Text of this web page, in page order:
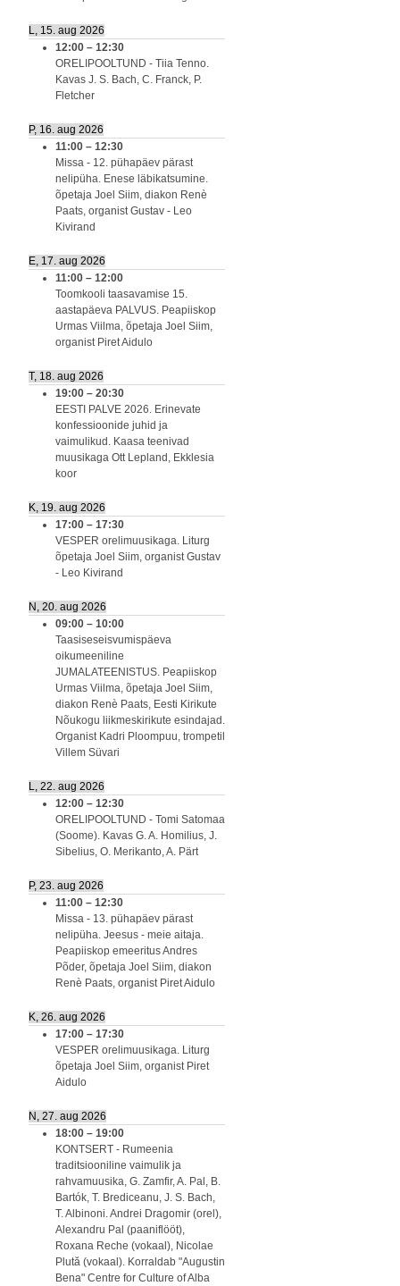
L, 15. aug 2026
12:00 – 12:30
ORELIPOOLTUND - Tiia Tenno.
Kavas J. S. Bach, C. Franck, P.
Fletcher
P, 16. aug 2026
11:00 – 12:30
Missa - 12. pühapäev pärast
nelipüha. Enese läbikatsumine.
õpetaja Joel Siim, diakon Renè
Paats, organist Gustav - Leo
Kivirand
E, 17. aug 2026
11:00 – 12:00
Toomkooli taasavamise 15.
aastapäeva PALVUS. Peapiiskop
Urmas Viilma, õpetaja Joel Siim,
organist Piret Aidulo
T, 18. aug 2026
19:00 – 20:30
EESTI PALVE 2026. Erinevate
konfessioonide juhid ja
vaimulikud. Kaasa teenivad
muusikaga Ott Lepland, Ekklesia
koor
K, 19. aug 2026
17:00 – 17:30
VESPER orelimuusikaga. Liturg
õpetaja Joel Siim, organist Gustav
- Leo Kivirand
N, 20. aug 2026
09:00 – 10:00
Taasiseseisvumispäeva
oikumeeniline
JUMALATEENISTUS. Peapiiskop
Urmas Viilma, õpetaja Joel Siim,
diakon Renè Paats, Eesti Kirikute
Nõukogu liikmeskirikute esindajad.
Organist Kadri Ploompuu, trompetil
Villem Süvari
L, 22. aug 2026
12:00 – 12:30
ORELIPOOLTUND - Tomi Satomaa
(Soome). Kavas G. A. Homilius, J.
Sibelius, O. Merikanto, A. Pärt
P, 23. aug 2026
11:00 – 12:30
Missa - 13. pühapäev pärast
nelipüha. Jeesus - meie aitaja.
Peapiiskop emeeritus Andres
Põder, õpetaja Joel Siim, diakon
Renè Paats, organist Piret Aidulo
K, 26. aug 2026
17:00 – 17:30
VESPER orelimuusikaga. Liturg
õpetaja Joel Siim, organist Piret
Aidulo
N, 27. aug 2026
18:00 – 19:00
KONTSERT - Rumeenia
traditsiooniline vaimulik ja
rahvamuusika, G. Zamfir, A. Pal, B.
Bartók, T. Brediceanu, J. S. Bach,
T. Albinoni. Andrei Dragomir (orel),
Alexandru Pal (paaniflööt),
Roxana Reche (vokaal), Nicolae
Plută (vokaal). Korraldab "Augustin
Bena" Centre for Culture of Alba